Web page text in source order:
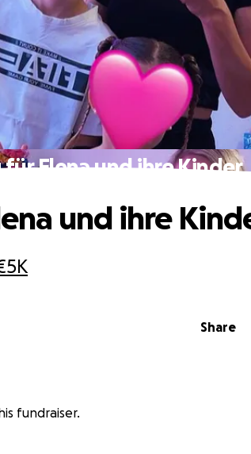
Elena und ihre Kinder
Share
und ihre
fundraiser.